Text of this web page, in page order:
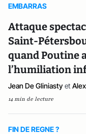
EMBARRAS
Attaque
Saint-
quand Poutine
l’humiliation
Jean De Gliniasty et
14 min de lecture
FIN DE REGNE ?